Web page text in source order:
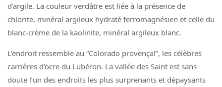
d’argile. La couleur verdâtre est liée à la présence de
chlorite, minéral argileux hydraté ferromagnésien et celle du
blanc-crème de la kaolinite, minéral argileux blanc.
L’endroit ressemble au “Colorado provençal”, les célèbres
carrières d’ocre du Lubéron. La vallée des Saint est sans
doute l’un des endroits les plus surprenants et dépaysants